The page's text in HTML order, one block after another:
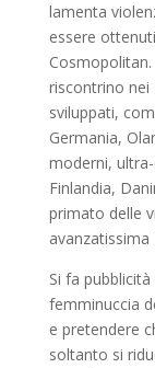
lamenta
essere
riscontrino nei
sviluppati,
Germania,
moderni,
Finlandia,
primato delle
avanzatissima
Si fa
femminuccia
e pretendere
soltanto si